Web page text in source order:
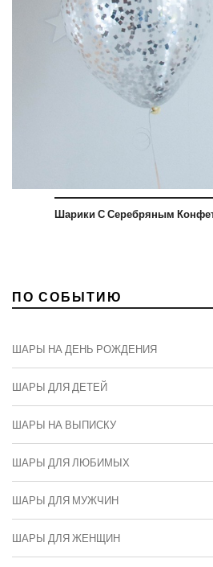
Шарики С Серебряным
ПО СОБЫТИЮ
ШАРЫ НА ДЕНЬ РОЖДЕНИЯ
ШАРЫ ДЛЯ ДЕТЕЙ
ШАРЫ НА ВЫПИСКУ
ШАРЫ ДЛЯ ЛЮБИМЫХ
ШАРЫ ДЛЯ МУЖЧИН
ШАРЫ ДЛЯ ЖЕНЩИН